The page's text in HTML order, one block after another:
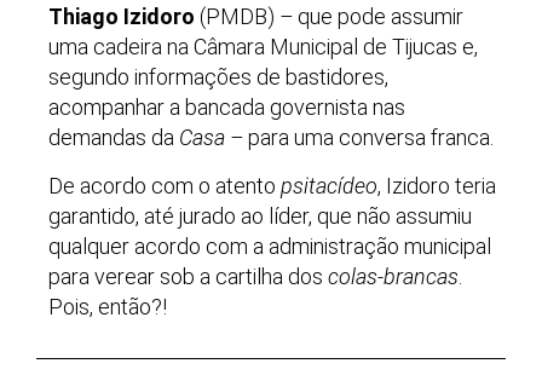
Thiago Izidoro (PMDB) – que pode assumir
uma cadeira na Câmara Municipal de Tijucas e,
segundo informações de bastidores,
acompanhar a bancada governista nas
demandas da Casa –para uma conversa franca.
De acordo com o atento psitacídeo, Izidoro teria
garantido, até jurado ao líder, que não assumiu
qualquer acordo com a administração municipal
para verear sob a cartilha dos colas-brancas
Pois, então?!